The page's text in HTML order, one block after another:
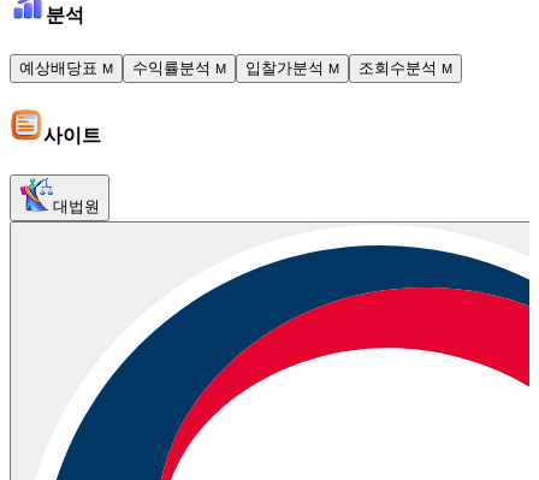
분석
예상배당표 M 수익률분석 M 입찰가분석 M 조회수분석 M
사이트
대법원